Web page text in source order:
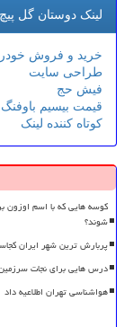
لینک دوستان گل پیچ
خرید و فروش
طراحی سایت
فیش حج
قیمت بیسیم باوفنگ
کوتاه کننده لینک
کوسه هایی که با اسم
شوند؟
پربارش ترین شهر ایران
درس هایی برای نجات
هواشناسی تهران اطلاعیه داد